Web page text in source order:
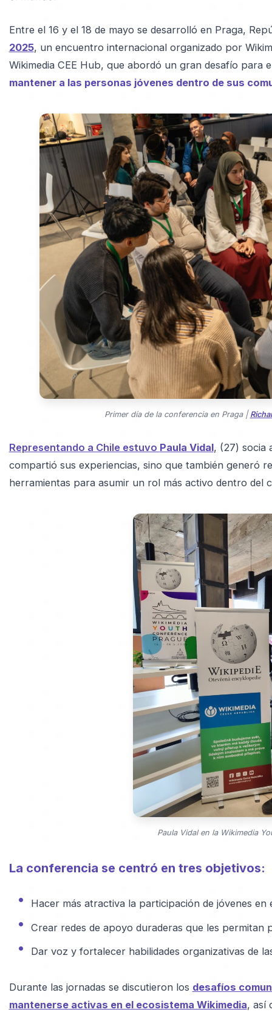
Entre el 16 y el 18 de mayo se desarrolló en Praga,
2025, un encuentro internacional organizado por
Wikimedia CEE Hub, que abordó un gran desafío para
mantener a las personas jóvenes dentro de sus
Primer día de la conferencia en Praga |
Representando a Chile estuvo Paula Vidal, (27) socia
compartió sus experiencias, sino que también generó
herramientas para asumir un rol más activo dentro del
Paula Vidal en la Wikimedia
La conferencia se centró en tres objetivos:
Hacer más atractiva la participación de jóvenes en
Crear redes de apoyo duraderas que les permitan
Dar voz y fortalecer habilidades organizativas de
Durante las jornadas se discutieron los desafíos
mantenerse activas en el ecosistema Wikimedia, así